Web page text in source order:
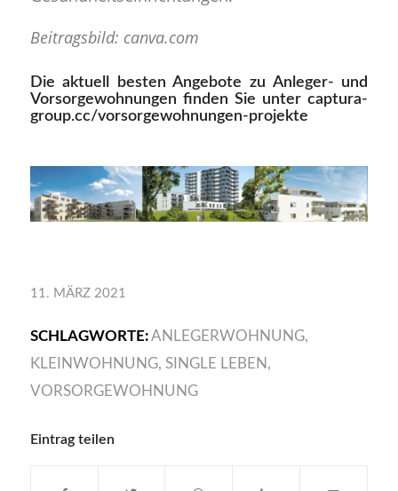
Beitragsbild: canva.com
Die aktuell besten Angebote zu Anleger- und
Vorsorgewohnungen finden Sie untercaptura-
group.cc/vorsorgewohnungen-projekte
11. MÄRZ 2021
SCHLAGWORTE: ANLEGERWOHNUNG,
KLEINWOHNUNG, SINGLE LEBEN ,
VORSORGEWOHNUNG
Eintrag teilen